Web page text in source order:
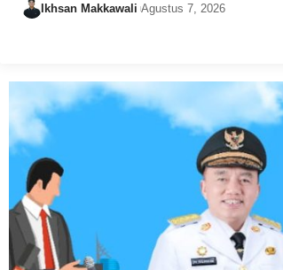
Ikhsan Makkawali Agustus 7, 2026